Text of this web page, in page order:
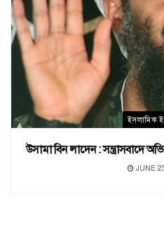
ইসলামিক
উসামা বিন লাদেন : সন্ত্রাসবাদে
JUNE